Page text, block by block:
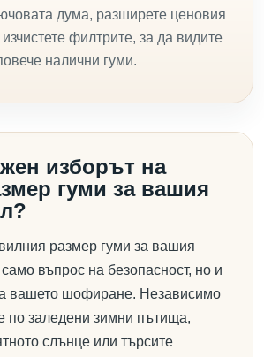
дума, разширете ценовия
филтрите, за да видите
налични гуми.
изборът на
гуми за вашия
размер гуми за вашия
въпрос на безопасност, но и
вашето шофиране. Независимо
по заледени зимни пътища,
слънце или търсите